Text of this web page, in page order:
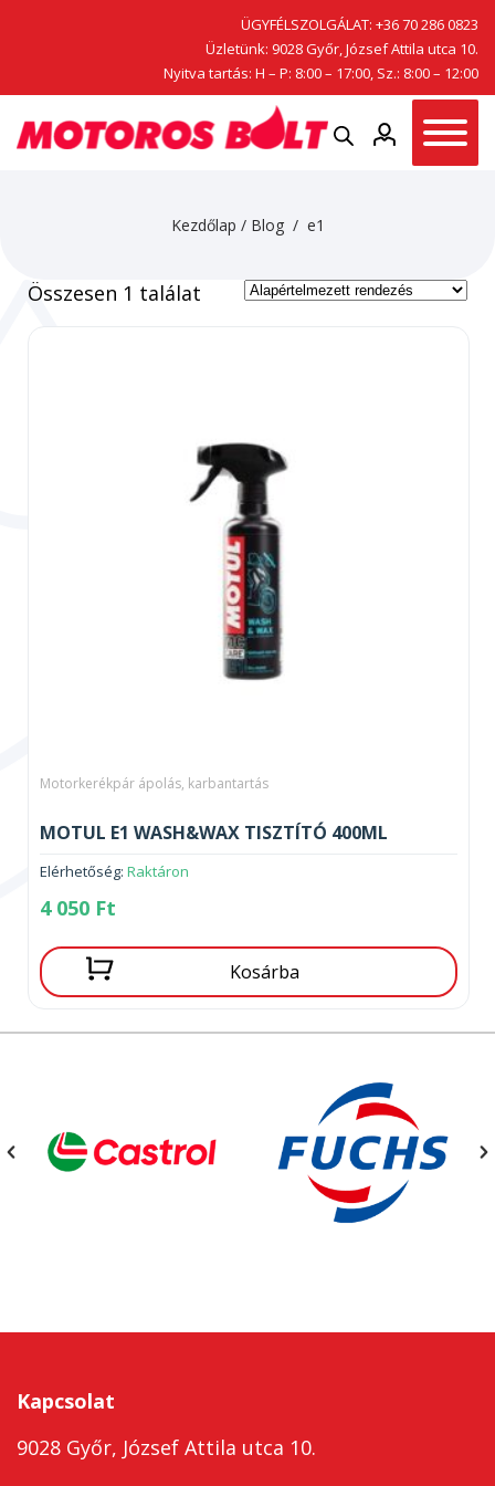
ÜGYFÉLSZOLGÁLAT: +36 70 286 0823
Üzletünk: 9028 Győr, József Attila utca 10.
Nyitva tartás: H – P: 8:00 – 17:00, Sz.: 8:00 – 12:00
Kezdőlap / Blog/ e1
Összesen 1 találat
Motorkerékpár ápolás, karbantartás
MOTUL E1 WASH&WAX TISZTÍTÓ 400ML
Elérhetőség: Raktáron
4 050 Ft
Kosárba
Kapcsolat
9028 Győr, József Attila utca 10.